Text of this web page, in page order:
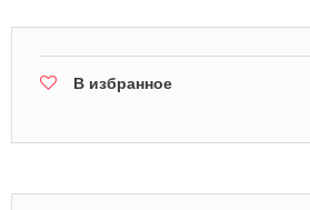
В избранное